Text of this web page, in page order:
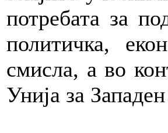
потребата за
политичка,
смисла, а во
Унија за